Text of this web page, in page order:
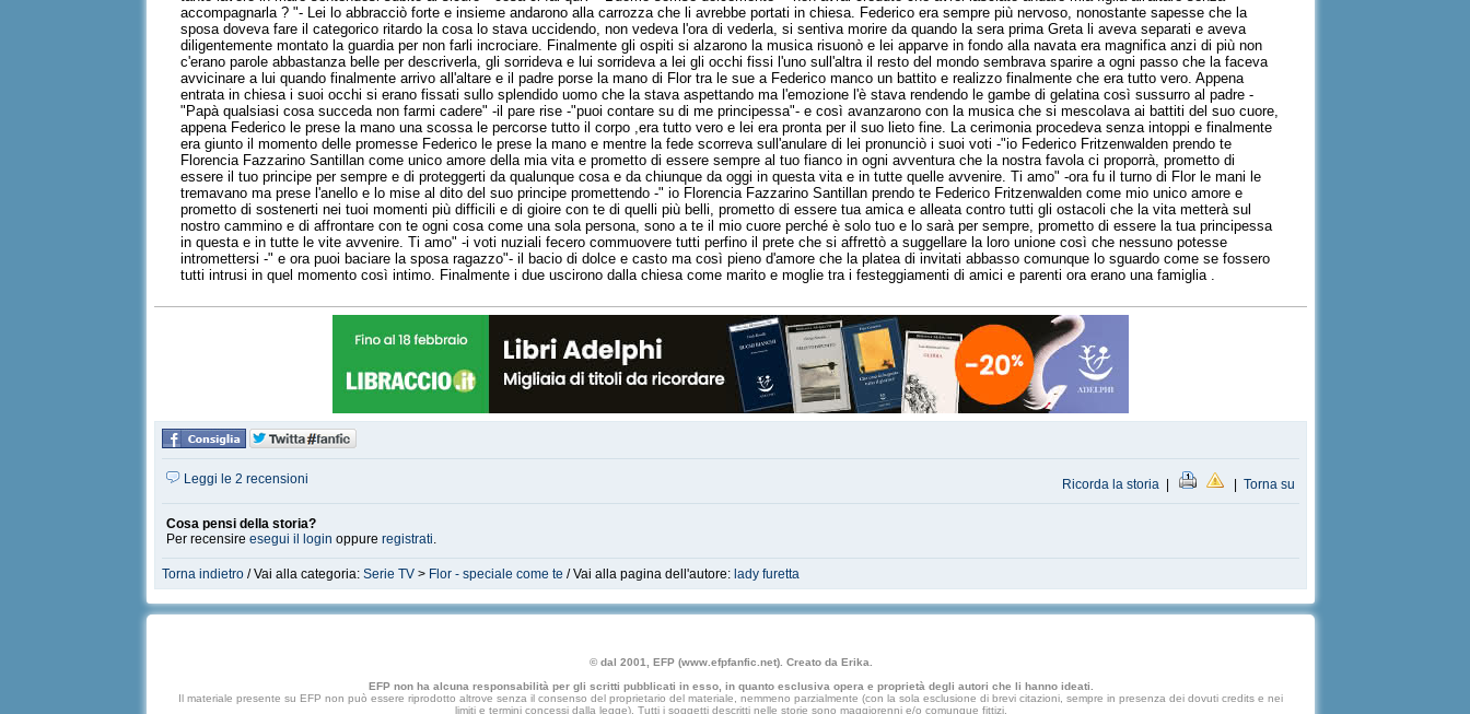
accompagnarla ? "- Lei lo abbracciò forte e insieme andarono alla carrozza che li avrebbe portati in chiesa. Federico era sempre più nervoso, nonostante sapesse che la
sposa doveva fare il categorico ritardo la cosa lo stava uccidendo, non vedeva l'ora di vederla, si sentiva morire da quando la sera prima Greta li aveva separati e aveva
diligentemente montato la guardia per non farli incrociare. Finalmente gli ospiti si alzarono la musica risuonò e lei apparve in fondo alla navata era magnifica anzi di più non
c'erano parole abbastanza belle per descriverla, gli sorrideva e lui sorrideva a lei gli occhi fissi l'uno sull'altra il resto del mondo sembrava sparire a ogni passo che la faceva
avvicinare a lui quando finalmente arrivo all'altare e il padre porse la mano di Flor tra le sue a Federico manco un battito e realizzo finalmente che era tutto vero. Appena
entrata in chiesa i suoi occhi si erano fissati sullo splendido uomo che la stava aspettando ma l'emozione l'è stava rendendo le gambe di gelatina così sussurro al padre -
"Papà qualsiasi cosa succeda non farmi cadere" -il pare rise -"puoi contare su di me principessa"- e così avanzarono con la musica che si mescolava ai battiti del suo cuore,
appena Federico le prese la mano una scossa le percorse tutto il corpo ,era tutto vero e lei era pronta per il suo lieto fine. La cerimonia procedeva senza intoppi e finalmente
era giunto il momento delle promesse Federico le prese la mano e mentre la fede scorreva sull'anulare di lei pronunciò i suoi voti -"io Federico Fritzenwalden prendo te
Florencia Fazzarino Santillan come unico amore della mia vita e prometto di essere sempre al tuo fianco in ogni avventura che la nostra favola ci proporrà, prometto di
essere il tuo principe per sempre e di proteggerti da qualunque cosa e da chiunque da oggi in questa vita e in tutte quelle avvenire. Ti amo" -ora fu il turno di Flor le mani le
tremavano ma prese l'anello e lo mise al dito del suo principe promettendo -" io Florencia Fazzarino Santillan prendo te Federico Fritzenwalden come mio unico amore e
prometto di sostenerti nei tuoi momenti più difficili e di gioire con te di quelli più belli, prometto di essere tua amica e alleata contro tutti gli ostacoli che la vita metterà sul
nostro cammino e di affrontare con te ogni cosa come una sola persona, sono a te il mio cuore perché è solo tuo e lo sarà per sempre, prometto di essere la tua principessa
in questa e in tutte le vite avvenire. Ti amo" -i voti nuziali fecero commuovere tutti perfino il prete che si affrettò a suggellare la loro unione così che nessuno potesse
intromettersi -" e ora puoi baciare la sposa ragazzo"- il bacio di dolce e casto ma così pieno d'amore che la platea di invitati abbasso comunque lo sguardo come se fossero
tutti intrusi in quel momento così intimo. Finalmente i due uscirono dalla chiesa come marito e moglie tra i festeggiamenti di amici e parenti ora erano una famiglia .
Leggi le 2 recensioni Ricorda la storia | |Torna su
Cosa pensi della storia?
Per recensireesegui il login oppureregistrati.
Torna indietro / Vai alla categoria:Serie TV > Flor - speciale come te / Vai alla pagina dell'autore: lady furetta
© dal 2001, EFP (www.efpfanfic.net). Creato da Erika.
EFP non ha alcuna responsabilità per gli scritti pubblicati in esso, in quanto esclusiva opera e proprietà degli autori che li hanno ideati.
Il materiale presente su EFP non può essere riprodotto altrove senza il consenso del proprietario del materiale, nemmeno parzialmente (con la sola esclusione di brevi citazioni, sempre in presenza dei dovuti credits e nei
limiti e termini concessi dalla legge). Tutti i soggetti descritti nelle storie sono maggiorenni e/o comunque fittizi.